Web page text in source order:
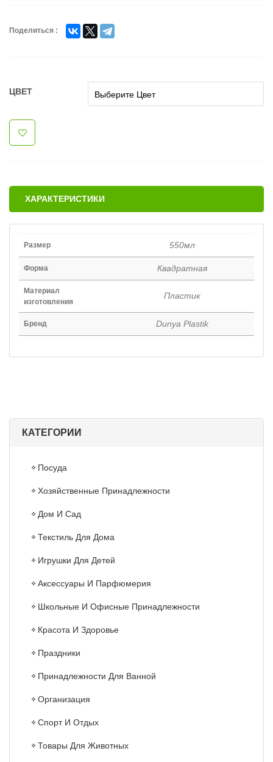
КАТЕГОРИИ
Посуда
Хозяйственные Принадлежности
Дом И Сад
Текстиль Для Дома
Игрушки Для Детей
Аксессуары И Парфюмерия
Школьные И Офисные Принадлежности
Красота И Здоровье
Праздники
Принадлежности Для Ванной
Организация
Спорт И Отдых
Товары Для Животных
Поделиться :
ЦВЕТ
ХАРАКТЕРИСТИКИ
Размер 550мл
Форма Квадратная
Материал
изготовления
Пластик
Бренд Dunya Plastik